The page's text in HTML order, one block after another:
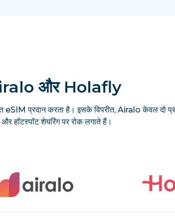
और Holafly
प्रदान करता है। इसके विपरीत, Airalo केवल दो
हॉटस्पॉट शेयरिंग पर रोक लगाते हैं।